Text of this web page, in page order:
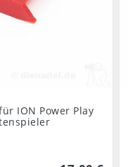
ION Power Play